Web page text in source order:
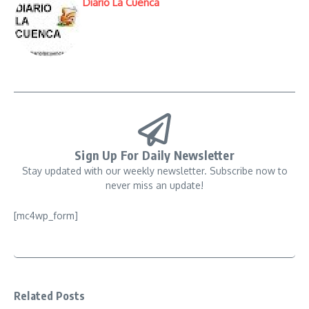
Sign Up For Daily Newsletter
Stay updated with our weekly newsletter. Subscribe now to
never miss an update!
[mc4wp_form]
Related Posts